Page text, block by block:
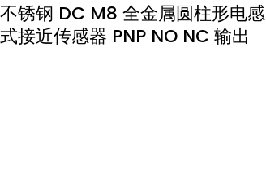
不锈钢 DC M8 全金属圆柱形电感
式接近传感器 PNP NO NC 输出